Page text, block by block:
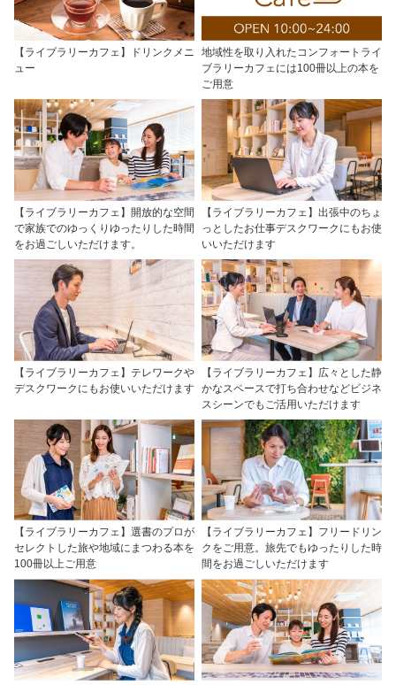
【ライブラリーカフェ】ドリンクメニ
ュー
地域性を取り入れたコンフォートライ
ブラリーカフェには100冊以上の本を
ご用意
【ライブラリーカフェ】開放的な空間
で家族でのゆっくりゆったりした時間
をお過ごしいただけます。
【ライブラリーカフェ】出張中のちょ
っとしたお仕事デスクワークにもお使
いいただけます
【ライブラリーカフェ】テレワークや
デスクワークにもお使いいただけます
【ライブラリーカフェ】広々とした静
かなスペースで打ち合わせなどビジネ
スシーンでもご活用いただけます
【ライブラリーカフェ】選書のプロが
セレクトした旅や地域にまつわる本を
100冊以上ご用意
【ライブラリーカフェ】フリードリン
クをご用意。旅先でもゆったりした時
間をお過ごしいただけます